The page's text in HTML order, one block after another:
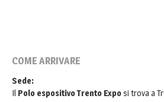
COME ARRIVARE
Sede:
Il Polo espositivo Trento Exposi trova a